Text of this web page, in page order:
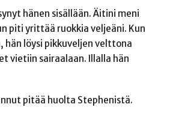
hänen sisällään. Äitini meni
piti yrittää ruokkia veljeäni. Kun
hän löysi pikkuveljen velttona
vietiin sairaalaan. Illalla hän
pitää huolta Stephenistä.